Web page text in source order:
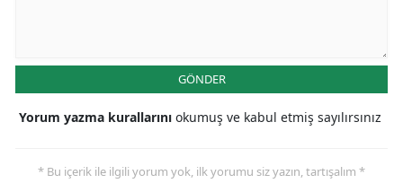
GÖNDER
Yorum yazma kurallarını okumuş ve kabul etmiş sayılırsınız
* Bu içerik ile ilgili yorum yok, ilk yorumu siz yazın, tartışalım *